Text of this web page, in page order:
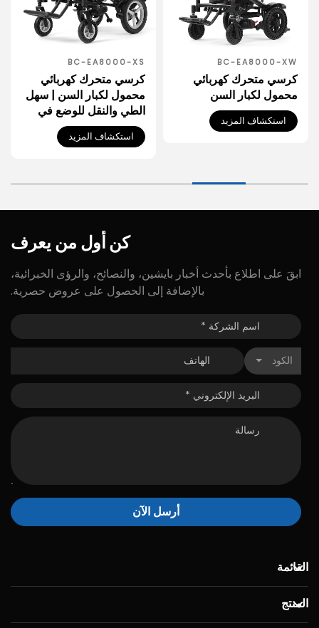
BC-EA8000-XS
كرسي متحرك كهربائي
محمول لكبار السن | سهل
الطي والنقل للوضع في
صندوق السيارة
استكشاف المزيد
BC-EALD4
كرسي متحرك كهربائي
خفيف الوزن قابل للطي
للأشخاص ذوي الإعاقة
استكشاف المزيد
كنأول من يعرف
ابقَ على اطلاع بأحدث أخبار بايشين، والنصائح، والرؤى الخبرائية،
بالإضافة إلى الحصول على عروض حصرية.
الكود
أرسل الآن
القائمة
المنتج